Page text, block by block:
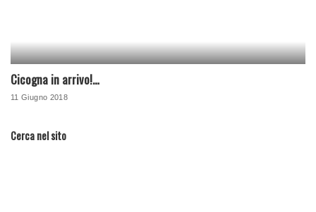
Cicogna in arrivo!…
11 Giugno 2018
Cerca nel sito